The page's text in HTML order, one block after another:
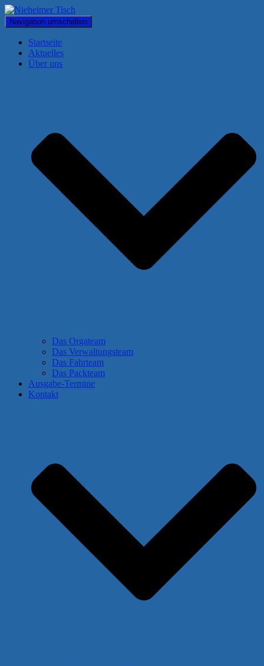
Navigation umschalten
Startseite
Aktuelles
Über uns
Das Orgateam
Das Verwaltungsteam
Das Fahrteam
Das Packteam
Ausgabe-Termine
Kontakt